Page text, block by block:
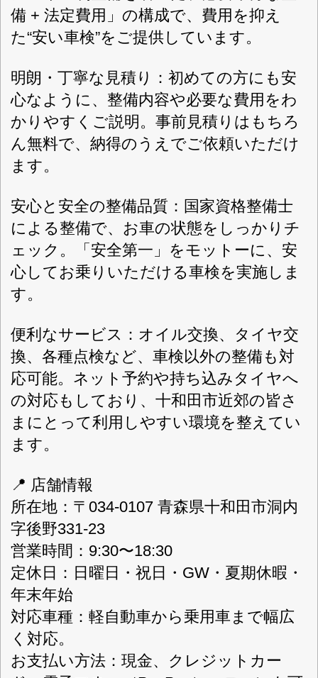
「私たちコバック十和田店“プロスタッ
フ”は、お客様の声に真剣に取り組み、安
心・満足感をお届けできるお店作りをし
ご提供いたします。」
地域の皆さまのカーライフをトータルで
支える、安心・安全・安い車検の専門店
として、スタッフ一同、心を込めてお車
をお預かりいたします。十和田市で車検
をお考えの方、ぜひ一度ご相談・お見積
車検・オイル交換・タイヤ
交換・各種点検←「車検・オイル
交換・タイヤ交換・各種点検」ネット予
約はこちら
タイヤの交換なら、こちらをクリック
車検のコバック 十和田店
の求人情報←求人情報はこちらを
クリック
店舗詳細
〈店舗直通フリーダイヤル
会社名 (株)プロスタッフ
住所
〒034-0107 青森県十和田市洞内字後野
認可
電話番号
0176-51-4343
FAX番号 0176-51-4344
営業案内 9：30～18：30
定休日
日曜日、祝日、GW、夏期休暇、年末年
対応車種 軽自動車・乗用車・全般